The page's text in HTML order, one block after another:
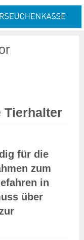
& Beitrag
Tierhalter
für die
zum
in
über